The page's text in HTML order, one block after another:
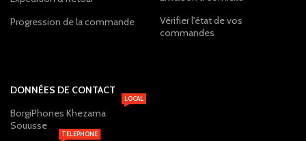
Progression de la commande
Vérifier l'état de vos
commandes
DONNÉES DE CONTACT
BorgiPhones Khezama
Souusse
LOCAL
TELEPHONE